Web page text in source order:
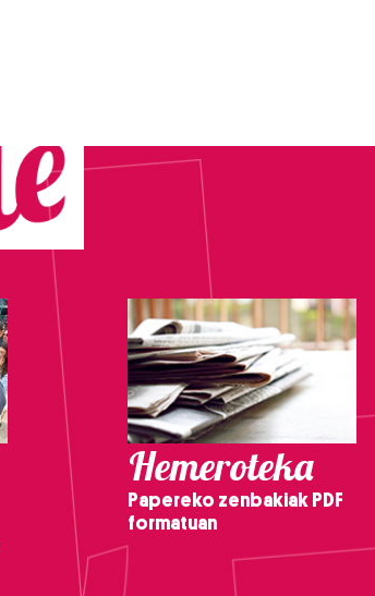
Hemeroteka
Papereko zenbakiak PDF
formatuan